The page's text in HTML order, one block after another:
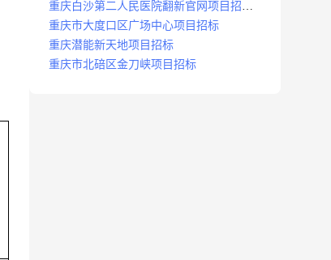
重庆白沙第二人民医院翻新官网项目招标
公告
重庆市大度口区广场中心项目招标
重庆潜能新天地项目招标
重庆市北碚区金刀峡项目招标